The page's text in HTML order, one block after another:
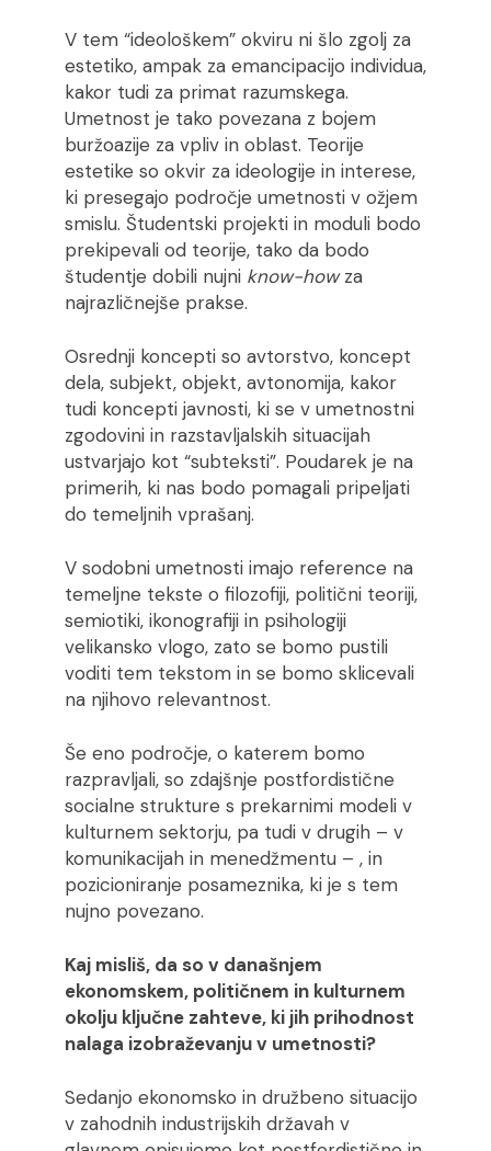
V tem “ideološkem” okviru ni šlo zgolj za
estetiko, ampak za emancipacijo individua,
kakor tudi za primat razumskega.
Umetnost je tako povezana z bojem
buržoazije za vpliv in oblast. Teorije
estetike so okvir za ideologije in interese,
ki presegajo področje umetnosti v ožjem
smislu. Študentski projekti in moduli bodo
prekipevali od teorije, tako da bodo
študentje dobili nujni know-howza
najrazličnejše prakse.
Osrednji koncepti so avtorstvo, koncept
dela, subjekt, objekt, avtonomija, kakor
tudi koncepti javnosti, ki se v umetnostni
zgodovini in razstavljalskih situacijah
ustvarjajo kot “subteksti”. Poudarek je na
primerih, ki nas bodo pomagali pripeljati
do temeljnih vprašanj.
V sodobni umetnosti imajo reference na
temeljne tekste o filozofiji, politični teoriji,
semiotiki, ikonografiji in psihologiji
velikansko vlogo, zato se bomo pustili
voditi tem tekstom in se bomo sklicevali
na njihovo relevantnost.
Še eno področje, o katerem bomo
razpravljali, so zdajšnje postfordistične
socialne strukture s prekarnimi modeli v
kulturnem sektorju, pa tudi v drugih – v
komunikacijah in menedžmentu – , in
pozicioniranje posameznika, ki je s tem
nujno povezano.
Kaj misliš, da so v današnjem
ekonomskem, političnem in kulturnem
okolju ključne zahteve, ki jih prihodnost
nalaga izobraževanju v umetnosti?
Sedanjo ekonomsko in družbeno situacijo
v zahodnih industrijskih državah v